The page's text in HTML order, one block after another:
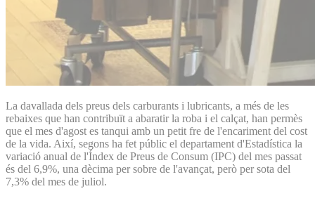
La davallada dels preus dels carburants i lubricants, a més de les
rebaixes que han contribuït a abaratir la roba i el calçat, han permès
que el mes d'agost es tanqui amb un petit fre de l'encariment del cost
de la vida. Així, segons ha fet públic el departament d'Estadística la
variació anual de l'Índex de Preus de Consum (IPC) del mes passat
és del 6,9%, una dècima per sobre de l'avançat, però per sota del
7,3% del mes de juliol.